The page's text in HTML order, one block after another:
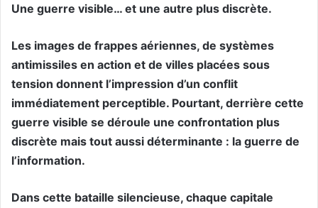
Une guerre visible… et une autre plus discrète.
Les images de frappes aériennes, de systèmes
antimissiles en action et de villes placées sous
tension donnent l’impression d’un conflit
immédiatement perceptible. Pourtant, derrière cette
guerre visible se déroule une confrontation plus
discrète mais tout aussi déterminante : la guerre de
l’information.
Dans cette bataille silencieuse, chaque capitale